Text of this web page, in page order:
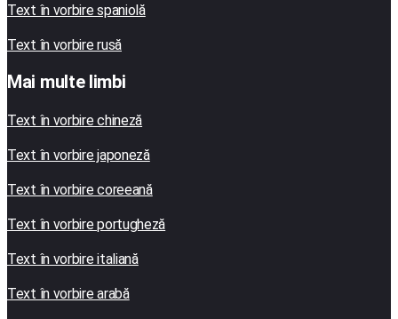
Text în vorbire spaniolă
Text în vorbire rusă
Mai multe limbi
Text în vorbire chineză
Text în vorbire japoneză
Text în vorbire coreeană
Text în vorbire portugheză
Text în vorbire italiană
Text în vorbire arabă